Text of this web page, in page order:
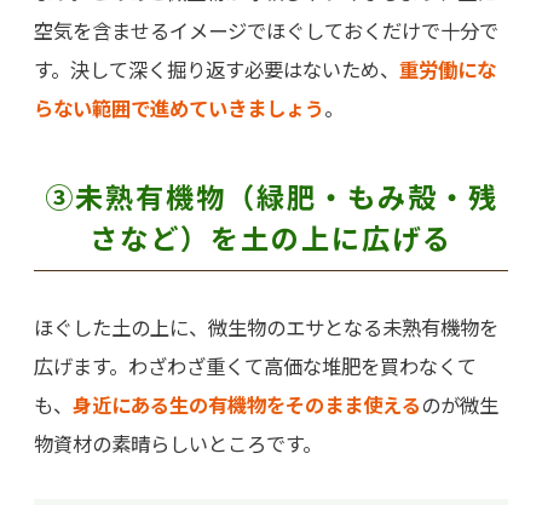
空気を含ませるイメージでほぐしておくだけで十分で
す。決して深く掘り返す必要はないため、 重労働にな
らない範囲で進めていきましょう。
③未熟有機物（緑肥・もみ殻・残
さなど）を土の上に広げる
ほぐした土の上に、微生物のエサとなる未熟有機物を
広げます。わざわざ重くて高価な堆肥を買わなくて
も、 身近にある生の有機物をそのまま使えるのが微生
物資材の素晴らしいところです。